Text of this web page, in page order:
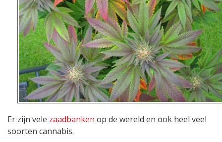
Er zijn vele zaadbanken op de wereld en ook heel veel
soorten cannabis.